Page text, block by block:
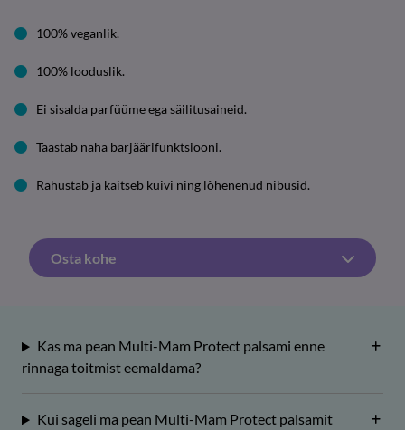
100% veganlik.
100% looduslik.
Ei sisalda parfüüme ega säilitusaineid.
Taastab naha barjäärifunktsiooni.
Rahustab ja kaitseb kuivi ning lõhenenud nibusid.
Osta kohe
Kas ma pean Multi-Mam Protect palsami enne
rinnaga toitmist eemaldama?
Kui sageli ma pean Multi-Mam Protect palsamit